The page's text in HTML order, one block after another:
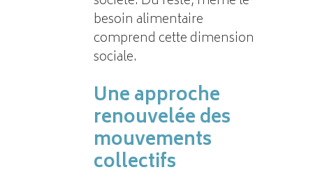
besoin alimentaire
comprend cette dimension
sociale.
Une approche
renouvelée des
mouvements
collectifs